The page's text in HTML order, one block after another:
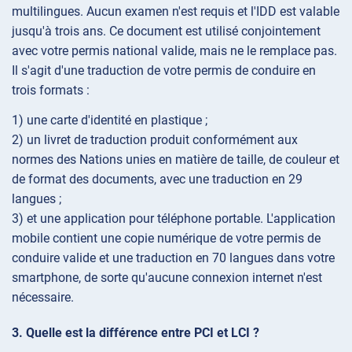
multilingues. Aucun examen n'est requis et l'IDD est valable
jusqu'à trois ans. Ce document est utilisé conjointement
avec votre permis national valide, mais ne le remplace pas.
Il s'agit d'une traduction de votre permis de conduire en
trois formats :
1) une carte d'identité en plastique ;
2) un livret de traduction produit conformément aux
normes des Nations unies en matière de taille, de couleur et
de format des documents, avec une traduction en 29
langues ;
3) et une application pour téléphone portable. L'application
mobile contient une copie numérique de votre permis de
conduire valide et une traduction en 70 langues dans votre
smartphone, de sorte qu'aucune connexion internet n'est
nécessaire.
Quelle est la différence entre PCI et LCI ?